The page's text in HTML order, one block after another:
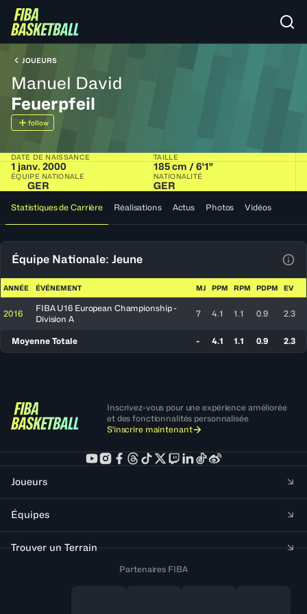
JOUEURS
Manuel David
Feuerpfeil
follow
DATE DE NAISSANCE
1 janv. 2000
TAILLE
185 cm / 6'1"
ÉQUIPE NATIONALE
GER
NATIONALITÉ
GER
Statistiques de Carrière Réalisations Actus Photos Vidéos
Équipe Nationale: Jeune
ANNÉE ÉVÉNEMENT MJ PPM RPM PDPM EV
2016
FIBA U16 European Championship -
Division A
7 4.1 1.1 0.9 2.3
Moyenne Totale - 4.1 1.1 0.9 2.3
Inscrivez-vous pour une expérience améliorée
et des fonctionnalités personnalisée
S'inscrire maintenant
Joueurs
Équipes
Trouver un Terrain
Partenaires FIBA